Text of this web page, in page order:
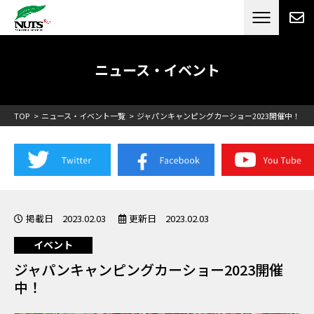
日本最大級のキャンピングカーメーカー
RV[テレビCM放送]
ニュース・イベント
TOP ニュース・イベント一覧 ジャパンキャンピングカーショー2023開催中！
掲載日 2023.02.03 更新日 2023.02.03
イベント
ジャパンキャンピングカーショー2023開催
中！